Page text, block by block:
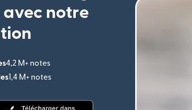
notre
4,2 M+ notes
(s'ouvre dans une nouvelle fenêtre)
1,4 M+ notes